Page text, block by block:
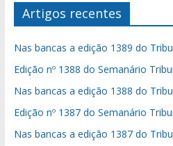
Artigos recentes
Nas bancas a edição 1389 do
Edição nº 1388 do Semanário
Nas bancas a edição 1388 do
Edição nº 1387 do Semanário
Nas bancas a edição 1387 do